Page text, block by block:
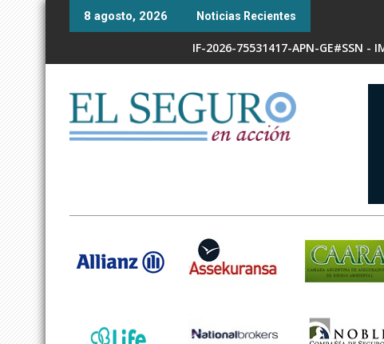
Skip
8 agosto, 2026 Noticias Recientes
IF-2026-75531417-APN-GE#SSN -